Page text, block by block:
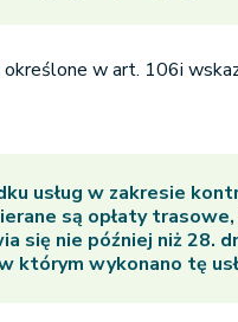
określone w art. 106i
usług w zakresie
są opłaty
się nie później niż 28.
którym wykonano tę